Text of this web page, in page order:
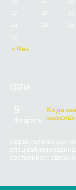
« Фев
17
19
24
25
31
СТАТЬИ
9
Февраль
Когда
Наркологическая
состояниях,